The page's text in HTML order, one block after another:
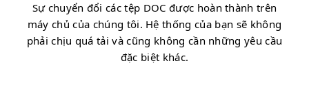
Sự chuyển đổi các tệp DOC được hoàn thành trên
máy chủ của chúng tôi. Hệ thống của bạn sẽ không
phải chịu quá tải và cũng không cần những yêu cầu
đặc biệt khác.